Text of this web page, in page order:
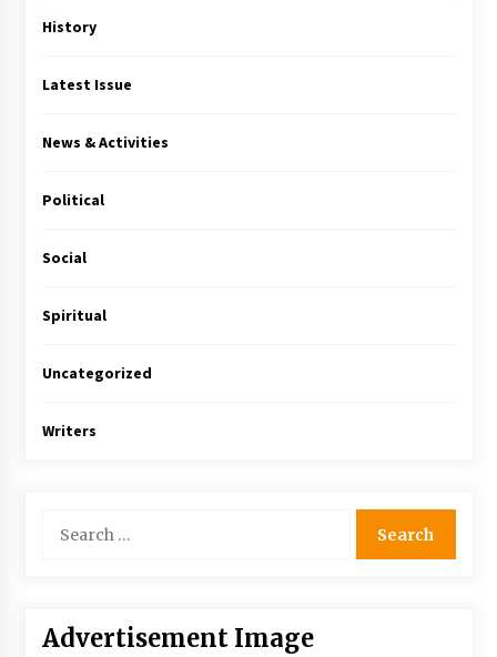
History
Latest Issue
News & Activities
Political
Social
Spiritual
Uncategorized
Writers
Advertisement Image